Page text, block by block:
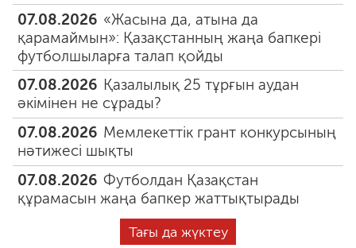
07.08.2026 «Жасына да, атына да
қарамаймын»: Қазақстанның жаңа бапкері
футболшыларға талап қойды
07.08.2026 Қазалылық 25 тұрғын аудан
әкімінен не сұрады?
07.08.2026 Мемлекеттік грант конкурсының
нәтижесі шықты
07.08.2026 Футболдан Қазақстан
құрамасын жаңа бапкер жаттықтырады
Тағы да жүктеу